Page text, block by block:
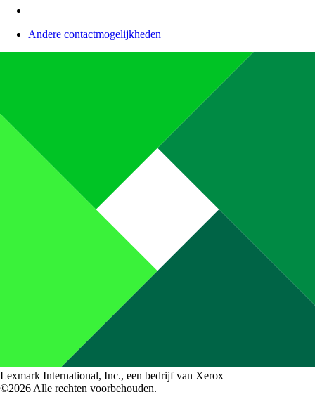
Andere contactmogelijkheden
Lexmark International, Inc., een bedrijf van Xerox
©2026 Alle rechten voorbehouden.